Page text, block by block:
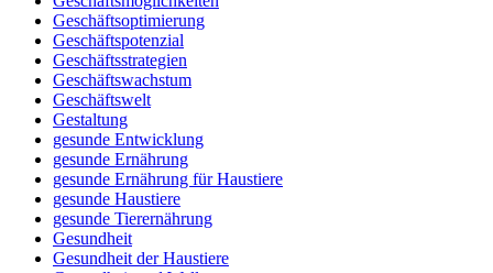
Geschäftsoptimierung
Geschäftspotenzial
Geschäftsstrategien
Geschäftswachstum
Geschäftswelt
Gestaltung
gesunde Entwicklung
gesunde Ernährung
gesunde Ernährung für Haustiere
gesunde Haustiere
gesunde Tierernährung
Gesundheit
Gesundheit der Haustiere